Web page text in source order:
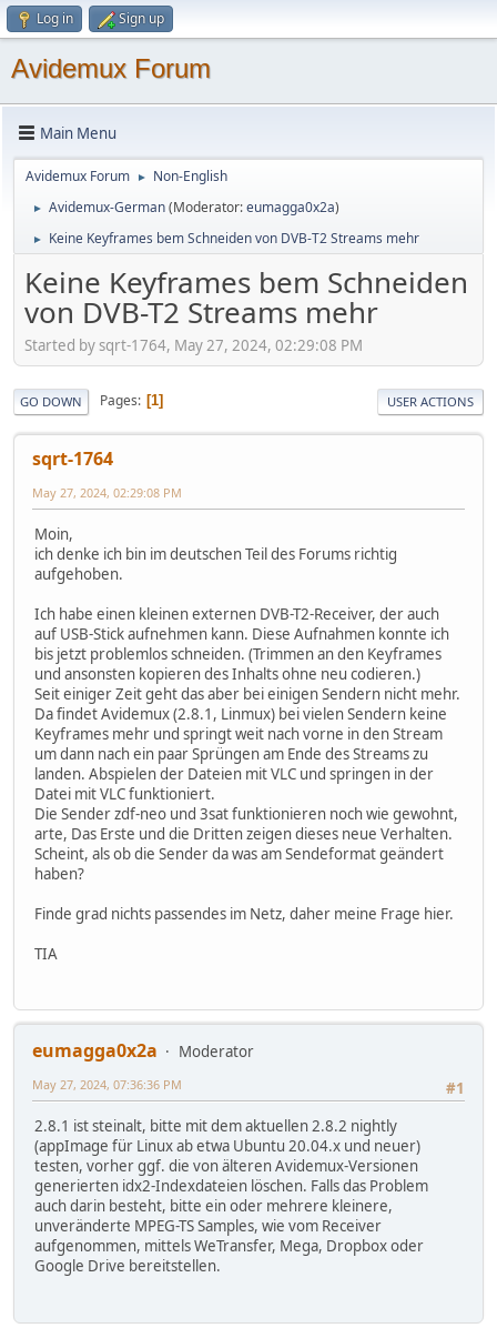
Log in Sign up
Avidemux Forum
Main Menu
Avidemux Forum ► Non-English
► Avidemux-German(Moderator:eumagga0x2a)
► Keine Keyframes bem Schneiden von DVB-T2 Streams mehr
Keine Keyframes bem Schneiden
von DVB-T2 Streams mehr
Started by sqrt-1764, May 27, 2024, 02:29:08 PM
GO DOWN Pages 1 USER ACTIONS
sqrt-1764
May 27, 2024, 02:29:08 PM
Moin,
ich denke ich bin im deutschen Teil des Forums richtig
aufgehoben.
Ich habe einen kleinen externen DVB-T2-Receiver, der auch
auf USB-Stick aufnehmen kann. Diese Aufnahmen konnte ich
bis jetzt problemlos schneiden. (Trimmen an den Keyframes
und ansonsten kopieren des Inhalts ohne neu codieren.)
Seit einiger Zeit geht das aber bei einigen Sendern nicht mehr.
Da findet Avidemux (2.8.1, Linmux) bei vielen Sendern keine
Keyframes mehr und springt weit nach vorne in den Stream
um dann nach ein paar Sprüngen am Ende des Streams zu
landen. Abspielen der Dateien mit VLC und springen in der
Datei mit VLC funktioniert.
Die Sender zdf-neo und 3sat funktionieren noch wie gewohnt,
arte, Das Erste und die Dritten zeigen dieses neue Verhalten.
Scheint, als ob die Sender da was am Sendeformat geändert
haben?
Finde grad nichts passendes im Netz, daher meine Frage hier.
TIA
eumagga0x2a
Moderator
#1
May 27, 2024, 07:36:36 PM
2.8.1 ist steinalt, bitte mit dem aktuellen 2.8.2 nightly
(appImage für Linux ab etwa Ubuntu 20.04.x und neuer)
testen, vorher ggf. die von älteren Avidemux-Versionen
generierten idx2-Indexdateien löschen. Falls das Problem
auch darin besteht, bitte ein oder mehrere kleinere,
unveränderte MPEG-TS Samples, wie vom Receiver
aufgenommen, mittels WeTransfer, Mega, Dropbox oder
Google Drive bereitstellen.